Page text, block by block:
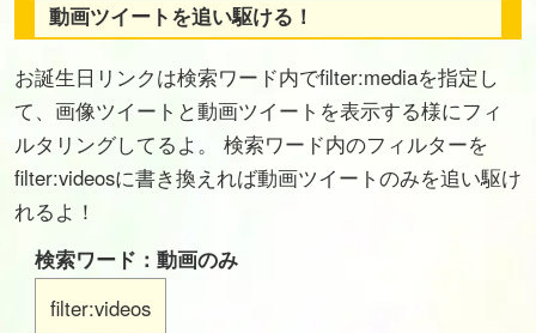
動画ツイートを追い駆ける！
お誕生日リンクは検索ワード内でfilter:mediaを指定し
て、画像ツイートと動画ツイートを表示する様にフィ
ルタリングしてるよ。 検索ワード内のフィルターを
filter:videosに書き換えれば動画ツイートのみを追い駆け
れるよ！
検索ワード：動画のみ
filter:videos